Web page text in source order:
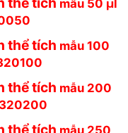
mẫu 50 µl
thể tích mẫu 100
thể tích mẫu 200
thể tích mẫu 250